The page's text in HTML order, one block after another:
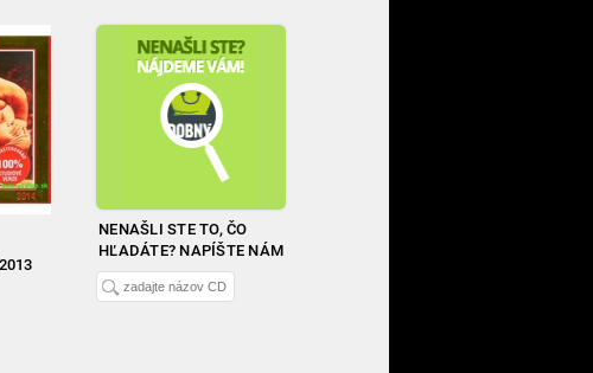
NENAŠLI STE TO, ČO
HĽADÁTE? NAPÍŠTE NÁM